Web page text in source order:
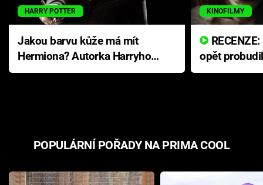
HARRY POTTER
Jakou barvu kůže má mít
Hermiona? Autorka Harryho
Pottera přišla s ráznou
KINOFILMY
opět
přichází s
POPULÁRNÍ POŘADY NA PRIMA COOL